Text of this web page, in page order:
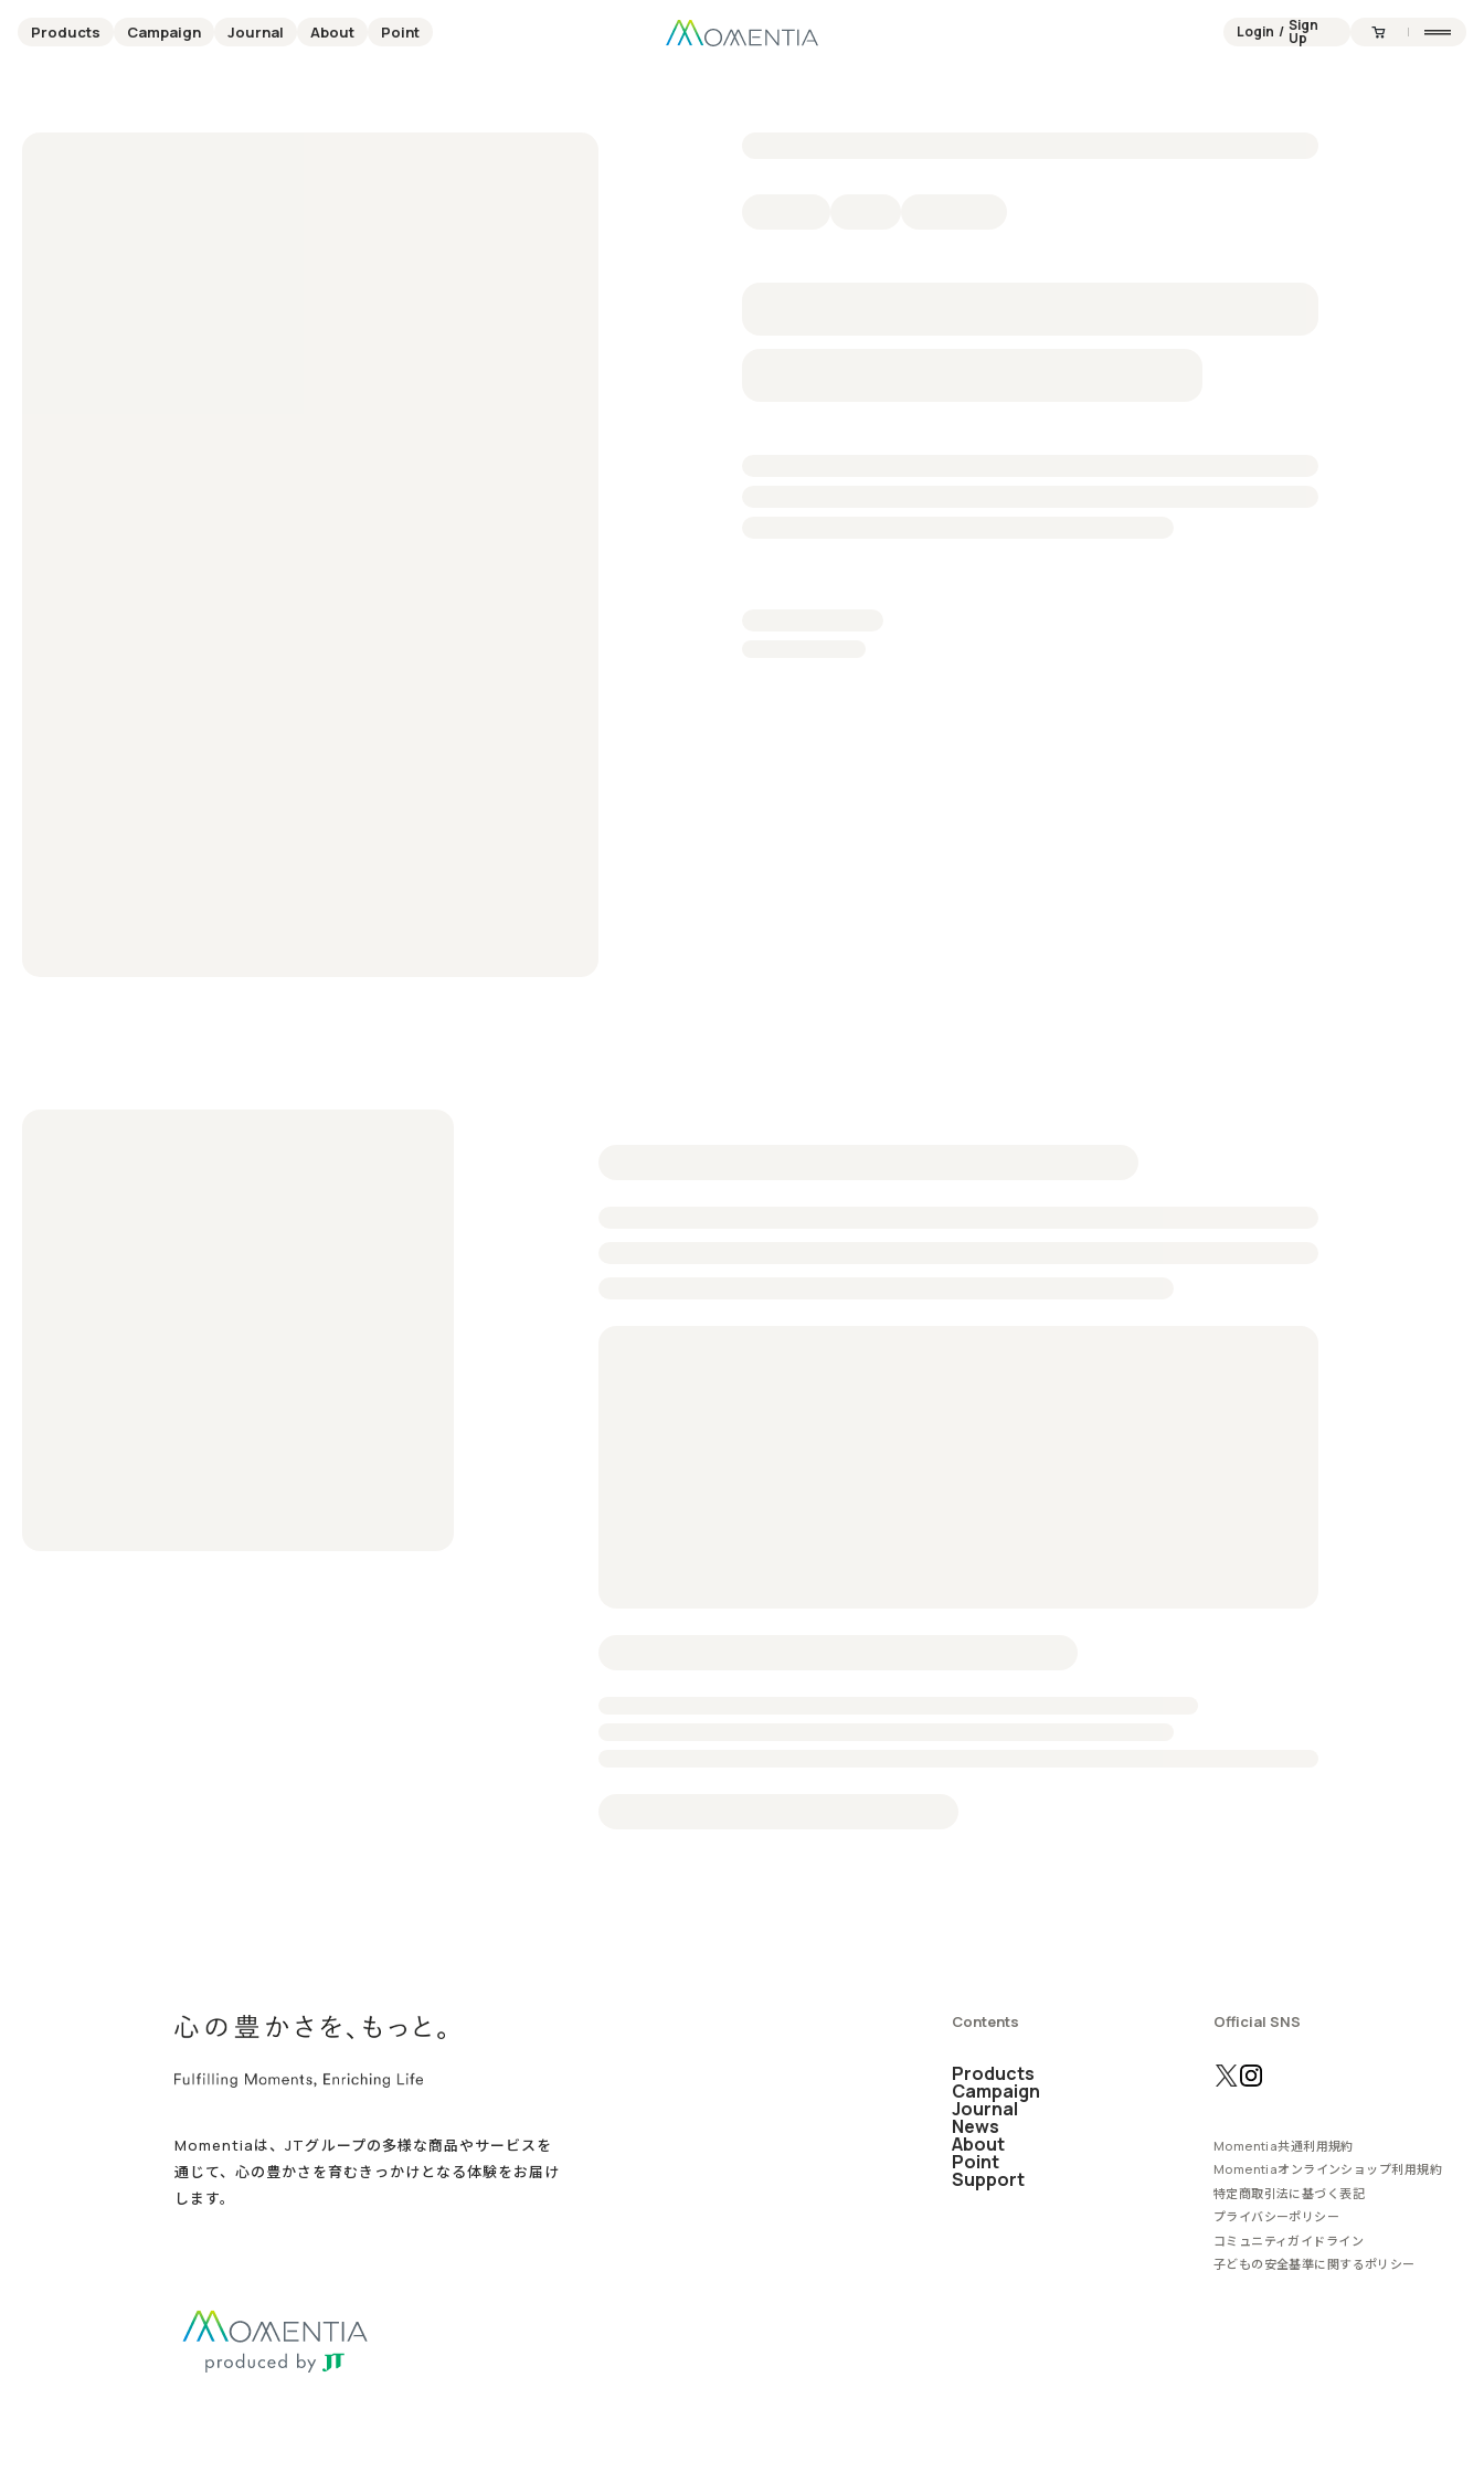
Products Campaign Journal About Point Login / Sign
Up
Momentiaは、JTグループの多様な商品やサービスを
通じて、心の豊かさを育むきっかけとなる体験をお届け
します。
Contents
Products
Campaign
Journal
News
About
Point
Support
Official SNS
Momentia共通利用規約
Momentiaオンラインショップ利用規約
特定商取引法に基づく表記
プライバシーポリシー
コミュニティガイドライン
子どもの安全基準に関するポリシー